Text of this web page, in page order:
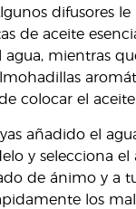
difusores
de aceite
mientras
colocar el
añadido el
y selecciona el
de ánimo y a
los